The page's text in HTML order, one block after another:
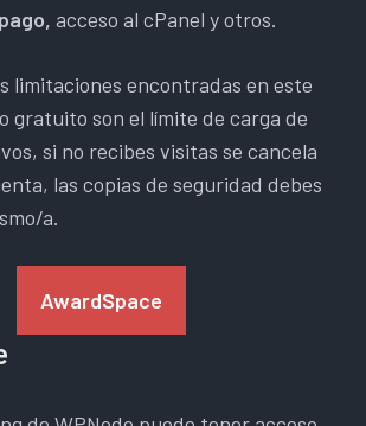
acceso al cPanel y otros.
limitaciones encontradas en este
gratuito son el límite de carga de
si no recibes visitas se cancela
las copias de seguridad debes
a.
AwardSpace